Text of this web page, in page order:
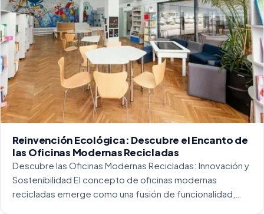
Reinvención Ecológica: Descubre el Encanto de
las Oficinas Modernas Recicladas
Descubre las Oficinas Modernas Recicladas: Innovación y
Sostenibilidad El concepto de oficinas modernas
recicladas emerge como una fusión de funcionalidad,